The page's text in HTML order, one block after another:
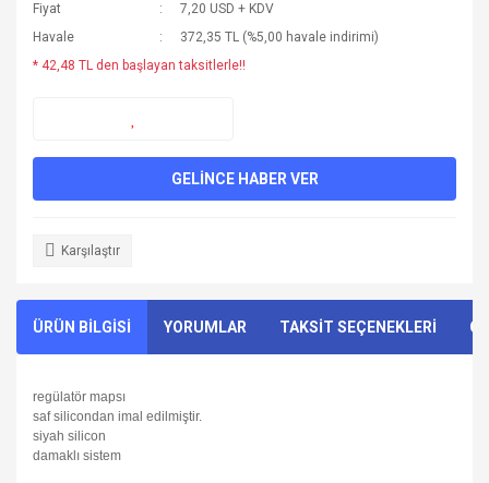
Fiyat
7,20 USD + KDV
Havale
372,35 TL (%5,00 havale indirimi)
* 42,48 TL den başlayan taksitlerle!!
GELİNCE HABER VER
Karşılaştır
ÜRÜN BİLGİSİ YORUMLAR TAKSİT SEÇENEKLERİ
regülatör mapsı
saf silicondan imal edilmiştir.
siyah silicon
damaklı sistem